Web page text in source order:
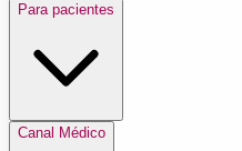
Para pacientes
Canal Médico